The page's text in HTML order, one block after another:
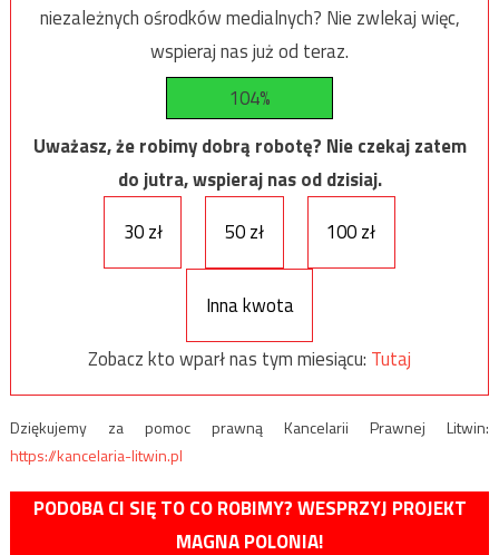
niezależnych ośrodków medialnych? Nie zwlekaj więc,
wspieraj nas już od teraz.
104%
Uważasz, że robimy dobrą robotę? Nie czekaj zatem
do jutra, wspieraj nas od dzisiaj.
30 zł
50 zł 100 zł
Inna kwota
Zobacz kto wparł nas tym miesiącu: Tutaj
Dziękujemy za pomoc prawną Kancelarii Prawnej Litwin:
https://kancelaria-litwin.pl
PODOBA CI SIĘ TO CO ROBIMY? WESPRZYJ PROJEKT
MAGNA POLONIA!